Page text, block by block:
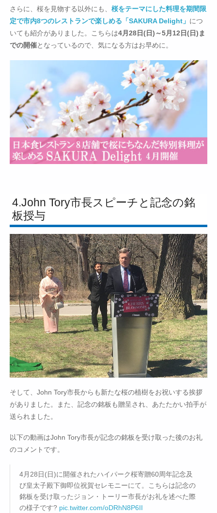
さらに、桜を見物する以外にも、 桜をテーマにした料理を期間限
定で市内8つのレストランで楽しめる「SAKURA Delight」 につ
いても紹介がありました。こちらは4月28日(日)～5月12日(日)ま
での開催となっているので、気になる方はお早めに。
4.John Tory市長スピーチと記念の銘
板授与
そして、John Tory市長からも新たな桜の植樹をお祝いする挨拶
がありました。また、記念の銘板も贈呈され、あたたかい拍手が
送られました。
以下の動画はJohn Tory市長が記念の銘板を受け取った後のお礼
のコメントです。
4月28日(日)に開催されたハイパーク桜寄贈60周年記念及
び皇太子殿下御即位祝賀セレモニーにて。こちらは記念の
銘板を受け取ったジョン・トーリー市長がお礼を述べた際
の様子です? pic.twitter.com/oDRhN8P6II